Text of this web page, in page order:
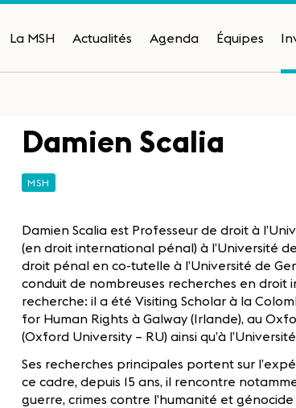
La MSH Actualités Agenda Équipes
Damien Scalia
MSH
Damien Scalia est Professeur de droit à
(en droit international pénal) à l’Université
droit pénal en co-tutelle à l’Université de
conduit de nombreuses recherches en
recherche: il a été Visiting Scholar à la
for Human Rights à Galway (Irlande), au
(Oxford University – RU) ainsi qu’à
Ses recherches principales portent sur
ce cadre, depuis 15 ans, il rencontre
guerre, crimes contre l’humanité et